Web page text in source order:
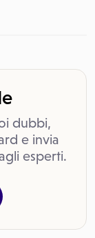
dubbi,
e invia
esperti.